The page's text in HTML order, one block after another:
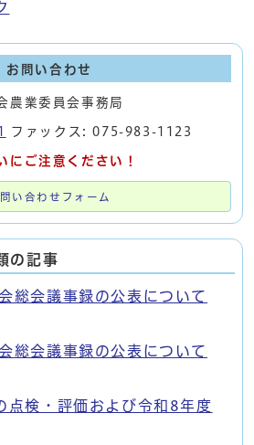
お問い合わせ
農業委員会事務局
ファックス: 075-983-1123
にご注意ください！
い合わせフォーム
の記事
総会議事録の公表について
総会議事録の公表について
点検・評価および令和8年度